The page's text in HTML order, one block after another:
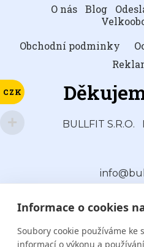
Informace o cookies
Soubory cookie používáme ke
informací o výkonu a
O nás Blog
Obchodní podminky
BULLFIT S.R.O.
CZK